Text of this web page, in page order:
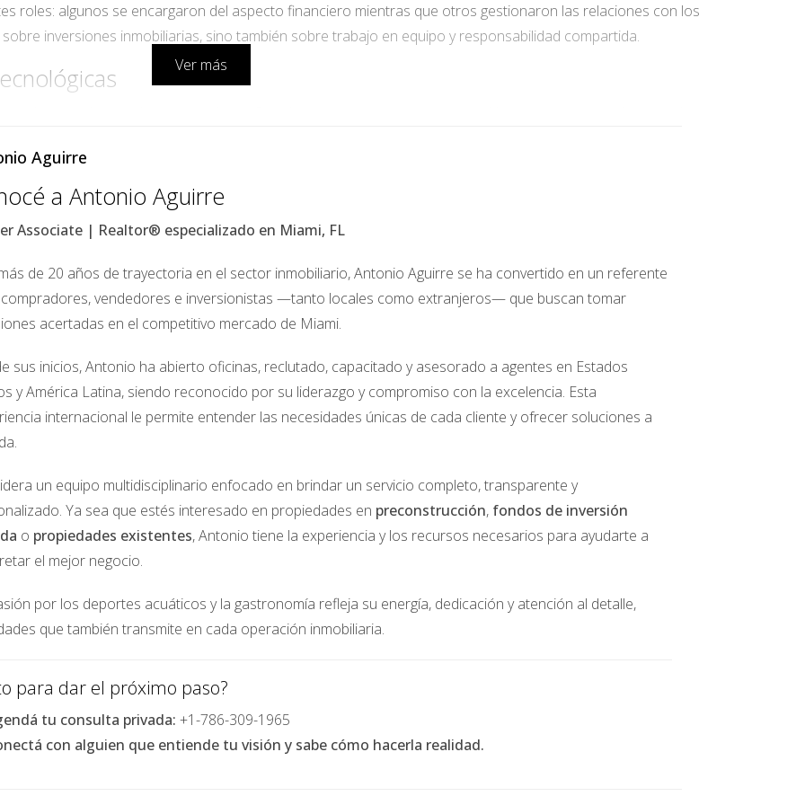
roles: algunos se encargaron del aspecto financiero mientras que otros gestionaron las relaciones con los
inversiones inmobiliarias, sino también sobre trabajo en equipo y responsabilidad compartida.
varias oportunidades prometedoras.
y queríamos ser parte de esa transformación”, dijo María, otra integrante del grupo.
aplicaciones móviles para mejorar la salud mental. No solo estaban emocionados por la posibilidad de
al contribuir a una causa significativa. Aprendieron sobre la evaluación de empresas emergentes y la
experiencia les mostró cómo diversificar su portafolio puede ser tanto rentable como gratificante.
Socialmente Responsables
hacer más con su dinero. Así fue como decidieron investigar fondos de inversión socialmente
inversores apoyar empresas que tienen un impacto positivo en la sociedad y el medio ambiente.
nos motiva ahora”, afirmó Carlos, otro amigo del grupo.
económicos, sino también contribuyendo a causas que les importaban profundamente. Esto les
fortalecer aún más su conexión como grupo. Aprendieron sobre la importancia del impacto social y cómo
para el cambio positivo.
un testimonio inspirador sobre cómo la colaboración puede transformar vidas y finanzas. Al unir fuerzas
accedieron a oportunidades más grandes y diversas, sino que también fortalecieron sus relaciones
abierta y la confianza son fundamentales para el éxito. Si deseas dar el siguiente paso hacia tus metas
iniciar tu propio fondo conjunto, no dudes en contactar a Antonio Aguirre. Él puede ofrecerte asesoría
financieros.
Ver más
Aguirre
a Antonio Aguirre
Associate | Realtor® especializado en Miami, FL
de 20 años de trayectoria en el sector inmobiliario, Antonio Aguirre se ha convertido en un referente
vendedores e inversionistas —tanto locales como extranjeros— que buscan tomar
acertadas en el competitivo mercado de Miami.
sus inicios, Antonio ha abierto oficinas, reclutado, capacitado y asesorado a agentes en Estados
y América Latina, siendo reconocido por su liderazgo y compromiso con la excelencia. Esta
internacional le permite entender las necesidades únicas de cada cliente y ofrecer soluciones a
un equipo multidisciplinario enfocado en brindar un servicio completo, transparente y
Ya sea que estés interesado en propiedades en preconstrucción, fondos de inversión
o propiedades existentes, Antonio tiene la experiencia y los recursos necesarios para ayudarte a
el mejor negocio.
por los deportes acuáticos y la gastronomía refleja su energía, dedicación y atención al detalle,
que también transmite en cada operación inmobiliaria.
para dar el próximo paso?
tu consulta privada: +1-786-309-1965
con alguien que entiende tu visión y sabe cómo hacerla realidad.